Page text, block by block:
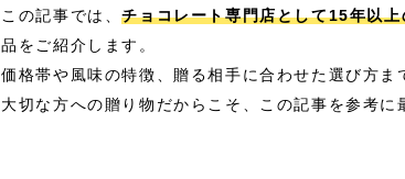
この記事では、チョコレート専門店として15年以上
品をご紹介します。
価格帯や風味の特徴、贈る相手に合わせた選び方
大切な方への贈り物だからこそ、この記事を参考に